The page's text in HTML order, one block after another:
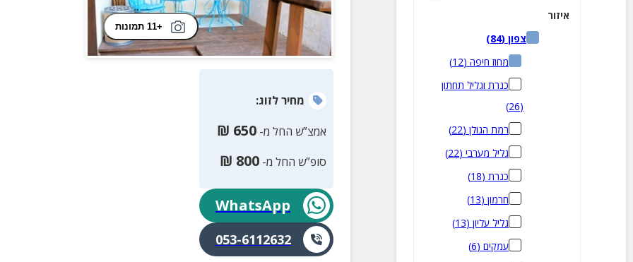
איזור
צפון (
84
)
מחוז חיפה (
12
)
כנרת וגליל תחתון
(
26
)
רמת הגולן (
22
)
גליל מערבי (
22
)
כנרת (
18
)
חרמון (
13
)
גליל עליון (
13
)
עמקים (
6
)
+11 תמונות
מחירלזוג:
אמצ”ש החל מ- 650
₪
סופ”ש החל מ- 800
₪
WhatsApp
053-6112632